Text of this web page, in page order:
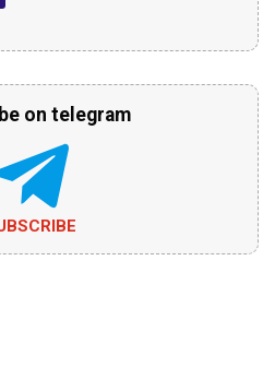
on telegram